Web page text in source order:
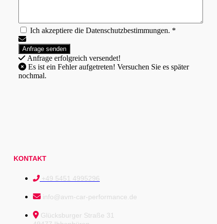
Ich akzeptiere die Datenschutzbestimmungen. *
Anfrage erfolgreich versendet!
nochmal.
KONTAKT
+49 5451 4995296
info@avm-car-performance.de
Glücksburger Straße 31